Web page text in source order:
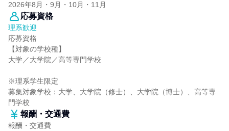
2026年8月・9月・10月・11月
応募資格
理系歓迎
応募資格
【対象の学校種】
大学／大学院／高等専門学校
※理系学生限定
募集対象学校：大学、大学院（修士）、大学院（博士）、高等専
門学校
報酬・交通費
報酬・交通費